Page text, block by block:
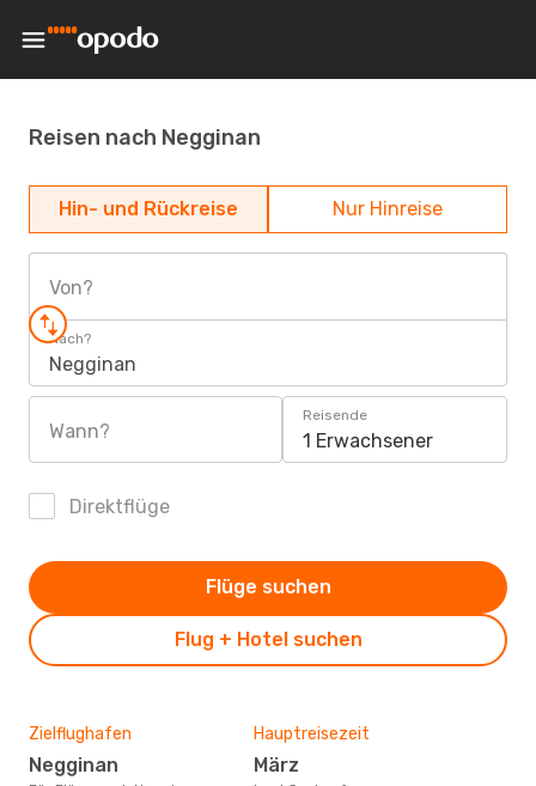
Reisen nach Negginan
Hin- und Rückreise Nur Hinreise
Von?
Nach?
Negginan
Wann?
Reisende
1 Erwachsener
Direktflüge
Flug + Hotel suchen
Flüge suchen
Zielflughafen
Negginan
Hauptreisezeit
März